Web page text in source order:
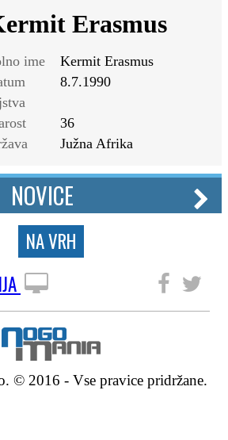
Erasmus
ime
Kermit Erasmus
8.7.1990
36
Južna Afrika
NOVICE
NA VRH
© 2016 - Vse pravice pridržane.